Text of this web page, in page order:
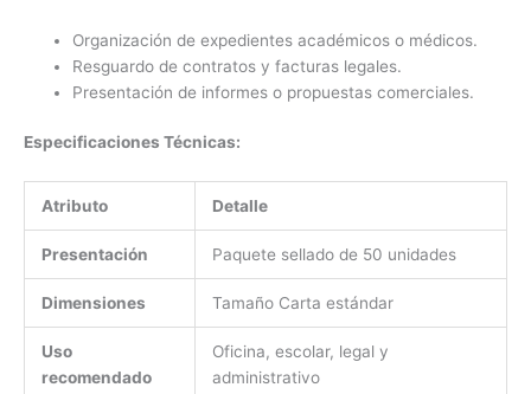
Organización de expedientes académicos o médicos.
Resguardo de contratos y facturas legales.
Presentación de informes o propuestas comerciales.
Especificaciones Técnicas:
Atributo Detalle
Presentación Paquete sellado de 50 unidades
Dimensiones Tamaño Carta estándar
Uso
recomendado
Oficina, escolar, legal y
administrativo